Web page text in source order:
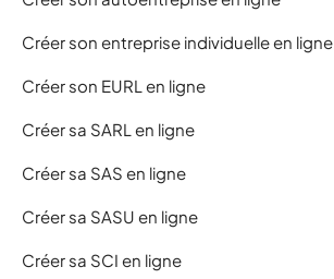
Créer son entreprise individuelle en ligne
Créer son EURL en ligne
Créer sa SARL en ligne
Créer sa SAS en ligne
Créer sa SASU en ligne
Créer sa SCI en ligne